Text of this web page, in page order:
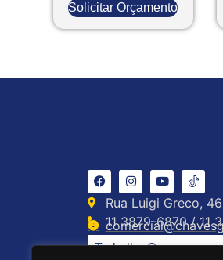
Solicitar Orçamento
Rua Luigi Greco,
11 3879-6870 / 11
Trabalhe Conosco